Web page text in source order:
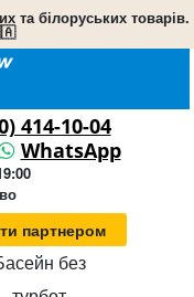
білоруських товарів.
414-10-04
WhatsApp
партнером
без